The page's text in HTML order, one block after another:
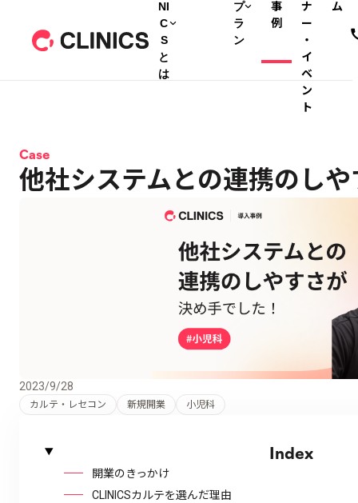
NI
C
S
と
は
プ
ラ
ン
事
例
ナ
ー
・
イ
ベ
ン
ト
ム
Case
他社システムとの連携のし
2023/9/28
カルテ・レセコン 新規開業 小児科
Index
開業のきっかけ
CLINICSカルテを選んだ理由